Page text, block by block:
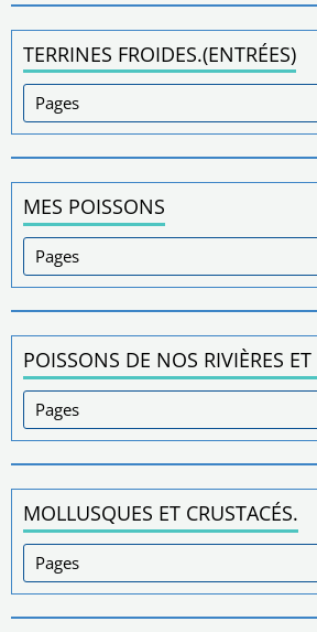
TERRINES FROIDES.(ENTRÉES)
MES POISSONS
POISSONS DE NOS RIVIÈRES
MOLLUSQUES ET CRUSTACÉS.